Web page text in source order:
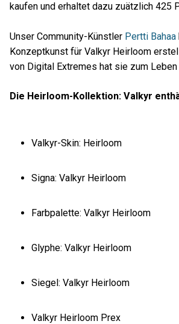
kaufen und erhaltet dazu zuätzlich 425
Unser Community-Künstler Pertti Bahaa
Konzeptkunst für Valkyr Heirloom
von Digital Extremes hat sie zum
Die Heirloom-Kollektion: Valkyr
Valkyr-Skin: Heirloom
Signa: Valkyr Heirloom
Farbpalette: Valkyr Heirloom
Glyphe: Valkyr Heirloom
Siegel: Valkyr Heirloom
Valkyr Heirloom Prex